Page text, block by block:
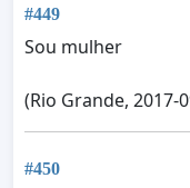
#449
Sou mulher
(Rio Grande, 2017-
#450